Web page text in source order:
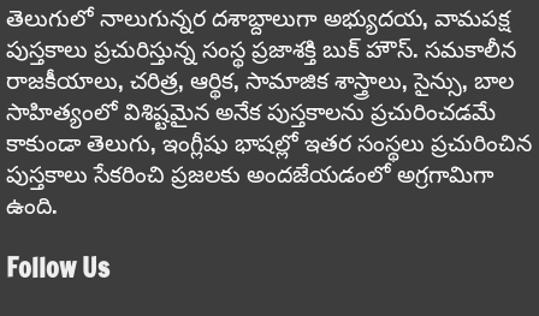
తెలుగులో నాలుగున్నర దశాబ్దాలుగా అభ్యుదయ, వామపక్ష
పుస్తకాలు ప్రచురిస్తున్న సంస్థ ప్రజాశక్తి బుక్ హౌస్. సమకాలీన
రాజకీయాలు, చరిత్ర, ఆర్థిక, సామాజిక శాస్త్రాలు, సైన్సు, బాల
సాహిత్యంలో విశిష్టమైన అనేక పుస్తకాలను ప్రచురించడమే
కాకుండా తెలుగు, ఇంగ్లీషు భాషల్లో ఇతర సంస్థలు ప్రచురించిన
పుస్తకాలు సేకరించి ప్రజలకు అందజేయడంలో అగ్రగామిగా
ఉంది.
Follow Us